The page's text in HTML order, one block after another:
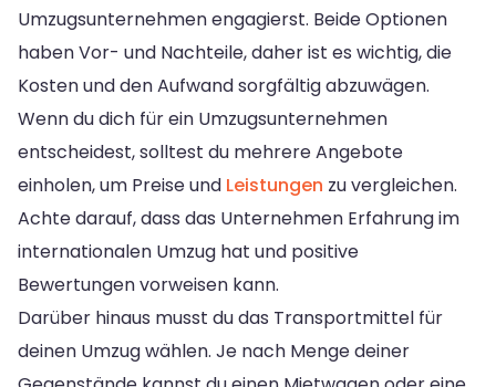
Umzugsunternehmen engagierst. Beide Optionen
haben Vor- und Nachteile, daher ist es wichtig, die
Kosten und den Aufwand sorgfältig abzuwägen.
Wenn du dich für ein Umzugsunternehmen
entscheidest, solltest du mehrere Angebote
einholen, um Preise und Leistungen zu vergleichen.
Achte darauf, dass das Unternehmen Erfahrung im
internationalen Umzug hat und positive
Bewertungen vorweisen kann.
Darüber hinaus musst du das Transportmittel für
deinen Umzug wählen. Je nach Menge deiner